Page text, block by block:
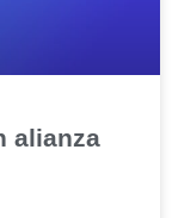
alianza